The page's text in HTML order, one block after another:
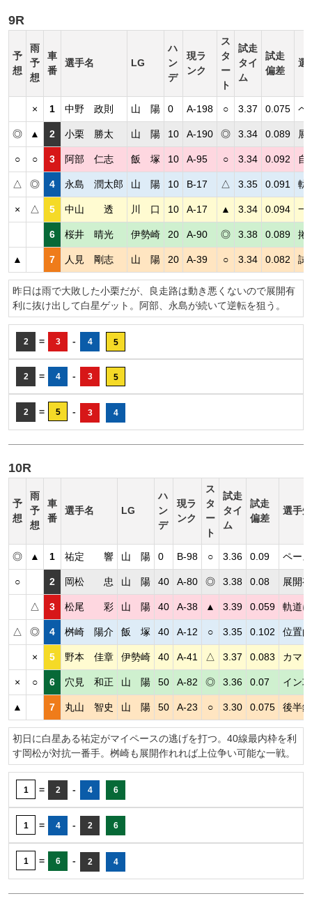
9R
予
想
雨
予
想
車
番
選手名 LG
ハ
ン
デ
現ラ
ンク
ス
タ
ー
ト
試走
タイ
ム
試走
偏差
選
× 1 中野 政則 山 陽 0 A-198 ○ 3.37 0.075 ペ
◎ ▲ 2 小栗 勝太 山 陽 10 A-190 ◎ 3.34 0.089 展
○ ○ 3 阿部 仁志 飯 塚 10 A-95 ○ 3.34 0.092 自
△ ◎ 4 永島 潤太郎 山 陽 10 B-17 △ 3.35 0.091 軌
× △ 5 中山 透 川 口 10 A-17 ▲ 3.34 0.094 一
6 桜井 晴光 伊勢崎 20 A-90 ◎ 3.38 0.089 捲
▲ 7 人見 剛志 山 陽 20 A-39 ○ 3.34 0.082 試
昨日は雨で大敗した小栗だが、良走路は動き悪くないので展開有
利に抜け出して白星ゲット。阿部、永島が続いて逆転を狙う。
2 = 3 - 4 5
2 = 4 - 3 5
2 = 5 - 3 4
10R
予
想
雨
予
想
車
番
選手名 LG
ハ
ン
デ
現ラ
ンク
ス
タ
ー
ト
試走
タイ
ム
試走
偏差
選手
◎ ▲ 1 祐定 響 山 陽 0 B-98 ○ 3.36 0.09 ペー
○ 2 岡松 忠 山 陽 40 A-80 ◎ 3.38 0.08 展開
△ 3 松尾 彩 山 陽 40 A-38 ▲ 3.39 0.059 軌道
△ ◎ 4 桝崎 陽介 飯 塚 40 A-12 ○ 3.35 0.102 位置
× 5 野本 佳章 伊勢崎 40 A-41 △ 3.37 0.083 カマ
× ○ 6 穴見 和正 山 陽 50 A-82 ◎ 3.36 0.07 イン
▲ 7 丸山 智史 山 陽 50 A-23 ○ 3.30 0.075 後半
初日に白星ある祐定がマイペースの逃げを打つ。40線最内枠を利
す岡松が対抗一番手。桝崎も展開作れれば上位争い可能な一戦。
1 = 2 - 4 6
1 = 4 - 2 6
1 = 6 - 2 4